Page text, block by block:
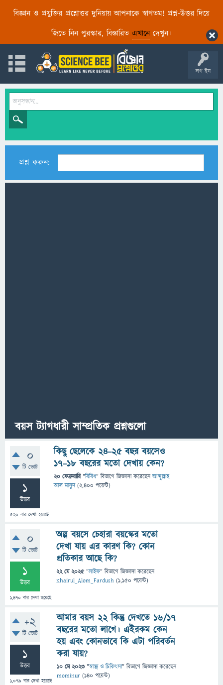
বিজ্ঞান ও প্রযুক্তির প্রশ্নোত্তর দুনিয়ায় আপনাকে স্বাগতম! প্রশ্ন-উত্তর দিয়ে
জিতে নিন পুরস্কার, বিস্তারিত এখানেদেখুন।
লগ ইন
প্রশ্ন করুন:
বয়স ট্যাগধারী সাম্প্রতিক প্রশ্নগুলো
0
টি ভোট
1
উত্তর
520 বার দেখা হয়েছে
কিছু ছেলেকে ২৪–২৫ বছর বয়সেও
১৭–১৮ বছরের মতো দেখায় কেন?
20 ফেব্রুয়ারি "বিবিধ" বিভাগে জিজ্ঞাসাকরেছেনআব্দুল্লাহ
আল মাসুদ (2,400 পয়েন্ট)
0
টি ভোট
1
উত্তর
1,470 বার দেখা হয়েছে
অল্প বয়সে চেহারা বয়স্কের মতো
দেখা যায় এর কারণ কি? কোন
প্রতিকার আছে কি?
22 মে 2025 "লাইফ" বিভাগে জিজ্ঞাসাকরেছেন
Khairul_Alom_Fardush (1,150 পয়েন্ট)
+2
টি ভোট
1
উত্তর
1,079 বার দেখা হয়েছে
আমার বয়স ২২ কিন্তু দেখতে ১৬/১৭
বছরের মতো লাগে। এইরকম কেন
হয় এবং কোনভাবে কি এটা পরিবর্তন
করা যায়?
10 মে 2023 "স্বাস্থ্য ও চিকিৎসা" বিভাগে জিজ্ঞাসাকরেছেন
mominur (140 পয়েন্ট)